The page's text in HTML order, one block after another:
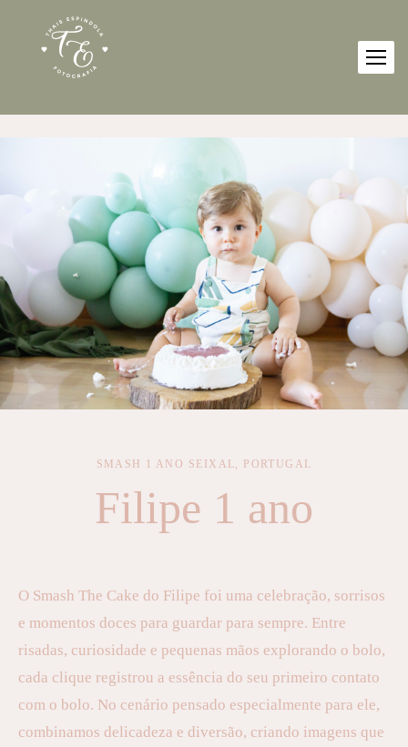
SMASH 1 ANO SEIXAL, PORTUGAL
Filipe 1 ano
O Smash The Cake do Filipe foi uma celebração, sorrisos
e momentos doces para guardar para sempre. Entre
risadas, curiosidade e pequenas mãos explorando o bolo,
cada clique registrou a essência do seu primeiro contato
com o bolo. No cenário pensado especialmente para ele,
combinamos delicadeza e diversão, criando imagens que